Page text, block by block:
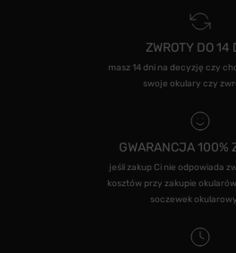
ZWROTY DO 14
masz 14 dni na decyzję czy
swoje okulary czy
GWARANCJA 100%
jeśli zakup Ci nie odpowiada
kosztów przy zakupie
soczewek